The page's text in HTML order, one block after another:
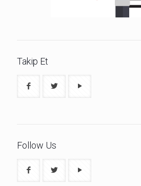
Takip Et
Follow Us